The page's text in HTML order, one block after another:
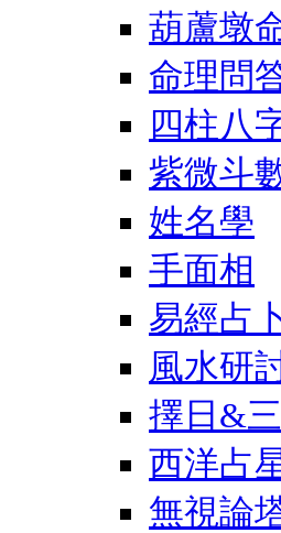
葫蘆墩
命理問
四柱八
紫微斗
姓名學
手面相
易經占
風水研
擇日&
西洋占
無視論